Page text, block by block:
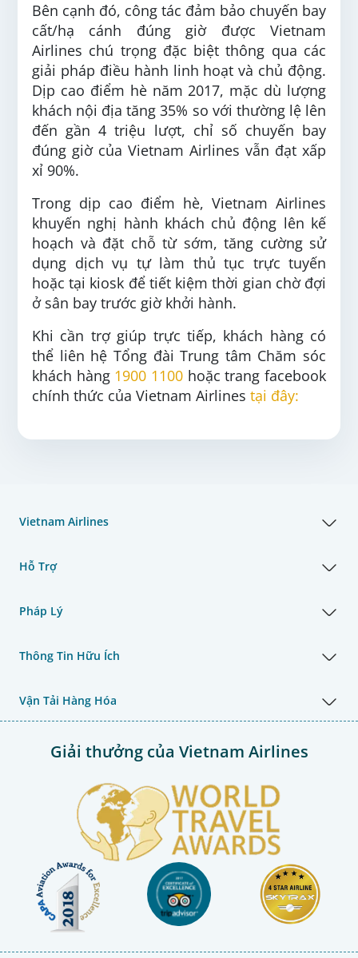
Bên cạnh đó, công tác đảm bảo chuyến bay
cất/hạ cánh đúng giờ được Vietnam
Airlines chú trọng đặc biệt thông qua các
giải pháp điều hành linh hoạt và chủ động.
Dịp cao điểm hè năm 2017, mặc dù lượng
khách nội địa tăng 35% so với thường lệ lên
đến gần 4 triệu lượt, chỉ số chuyến bay
đúng giờ của Vietnam Airlines vẫn đạt xấp
xỉ 90%.
Trong dịp cao điểm hè, Vietnam Airlines
khuyến nghị hành khách chủ động lên kế
hoạch và đặt chỗ từ sớm, tăng cường sử
dụng dịch vụ tự làm thủ tục trực tuyến
hoặc tại kiosk để tiết kiệm thời gian chờ đợi
ở sân bay trước giờ khởi hành.
Khi cần trợ giúp trực tiếp, khách hàng có
thể liên hệ Tổng đài Trung tâm Chăm sóc
khách hàng 1900 1100 hoặc trang facebook
chính thức của Vietnam Airlines tại đây:
Vietnam Airlines
Hỗ Trợ
Pháp Lý
Thông Tin Hữu Ích
Vận Tải Hàng Hóa
Giải thưởng của Vietnam Airlines